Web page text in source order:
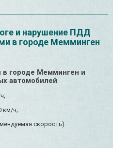
и нарушение ПДД
в городе Мемминген
в городе Мемминген и
автомобилей
км/ч;
скорость).